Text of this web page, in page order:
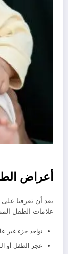
أعراض
بعد أن تعرفنا
علامات الطفل
تواجد جزء غير
عجز الطفل أو